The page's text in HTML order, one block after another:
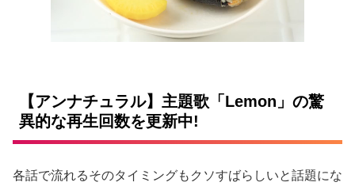
【アンナチュラル】主題歌「Lemon」の驚
異的な再生回数を更新中!
各話で流れるそのタイミングもクソすばらしいと話題にな